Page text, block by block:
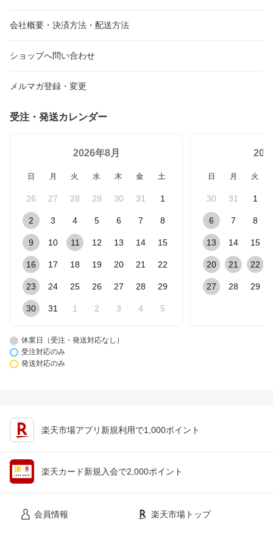
会社概要・決済方法・配送方法
ショップへ問い合わせ
メルマガ登録・変更
受注・発送カレンダー
2026年8月
日 月 火 水 木 金 土
26 27 28 29 30 31 1
2 3 4 5 6 7 8
9 10 11 12 13 14 15
16 17 18 19 20 21 22
23 24 25 26 27 28 29
30 31 1 2 3 4 5
日 月 火
30 31 1
6 7 8
13 14 15
20 21 22
27 28 29
休業日（受注・発送対応なし）
受注対応のみ
発送対応のみ
楽天市場アプリ新規利用で1,000ポイント
楽天カード新規入会で2,000ポイント
会員情報 楽天市場トップ